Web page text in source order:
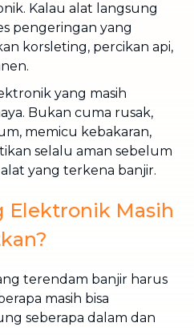
Kalau alat langsung
pengeringan yang
korsleting, percikan api,
yang masih
Bukan cuma rusak,
memicu kebakaran,
selalu aman sebelum
yang terkena banjir.
Elektronik Masih
terendam banjir harus
masih bisa
seberapa dalam dan